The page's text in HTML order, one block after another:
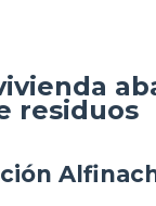
residuos